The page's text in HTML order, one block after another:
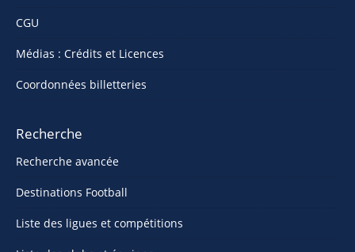
CGU
Médias : Crédits et Licences
Coordonnées billetteries
Recherche
Recherche avancée
Destinations Football
Liste des ligues et compétitions